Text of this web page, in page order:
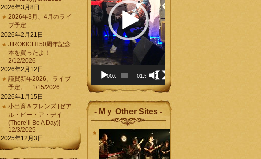
2026年3月8日
2026年3月、4月のライ
ブ予定
2026年2月21日
JIROKICHI 50周年記念
本を買ったよ！
2/12/2026
2026年2月12日
謹賀新年2026。ライブ
予定。 1/15/2026
2026年1月15日
小出斉＆フレンズ [ゼア
ル・ビー・ア・デイ
(There’ll Be A Day)]
12/3/2025
2025年12月3日
ー
00:00 01:58
- Mｙ Other Sites -